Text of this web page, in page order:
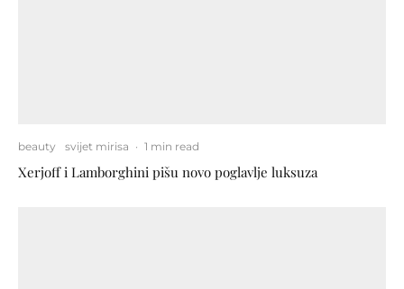
beauty svijet mirisa · 1 min read
Xerjoff i Lamborghini pišu novo poglavlje luksuza